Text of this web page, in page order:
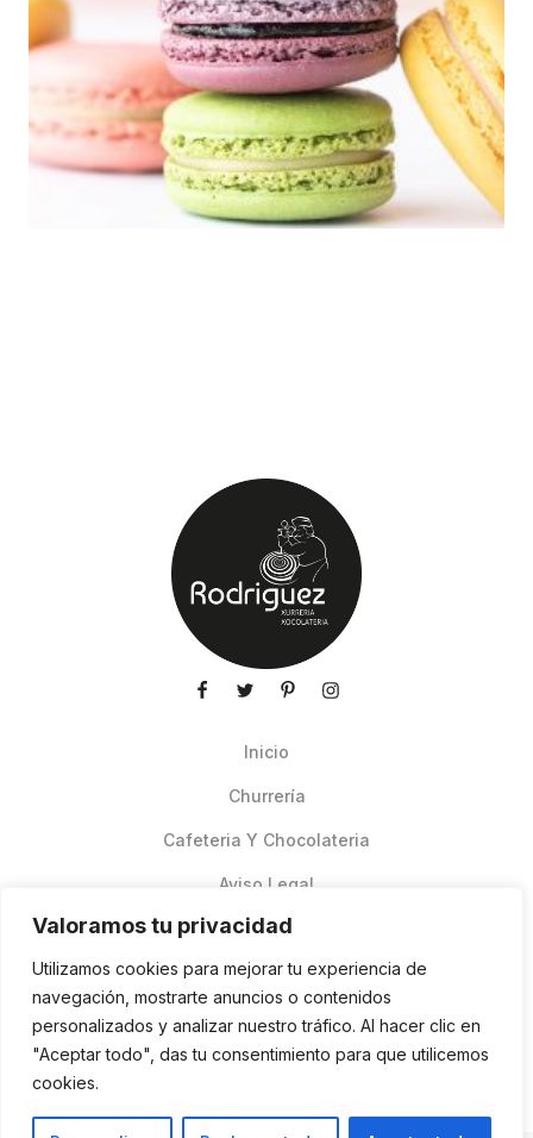
Valoramos tu privacidad
Utilizamos cookies para mejorar tu experiencia de
navegación, mostrarte anuncios o contenidos
personalizados y analizar nuestro tráfico. Al hacer clic en
"Aceptar todo", das tu consentimiento para que utilicemos
cookies.
Inicio
Churrería
Cafeteria Y Chocolateria
Aviso Legal
Pedidos Online Glovo
Contacto